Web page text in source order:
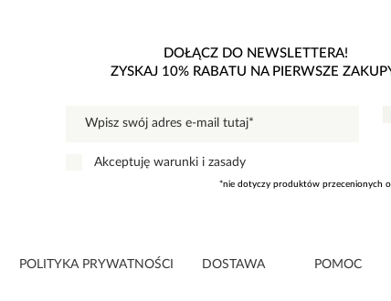
DOŁĄCZ DO NEWSLETTERA!
ZYSKAJ 10% RABATU NA PIERWSZE
Akceptuję warunki i zasady
*nie dotyczy produktów przecenionych
POLITYKA PRYWATNOŚCI DOSTAWA POMOC